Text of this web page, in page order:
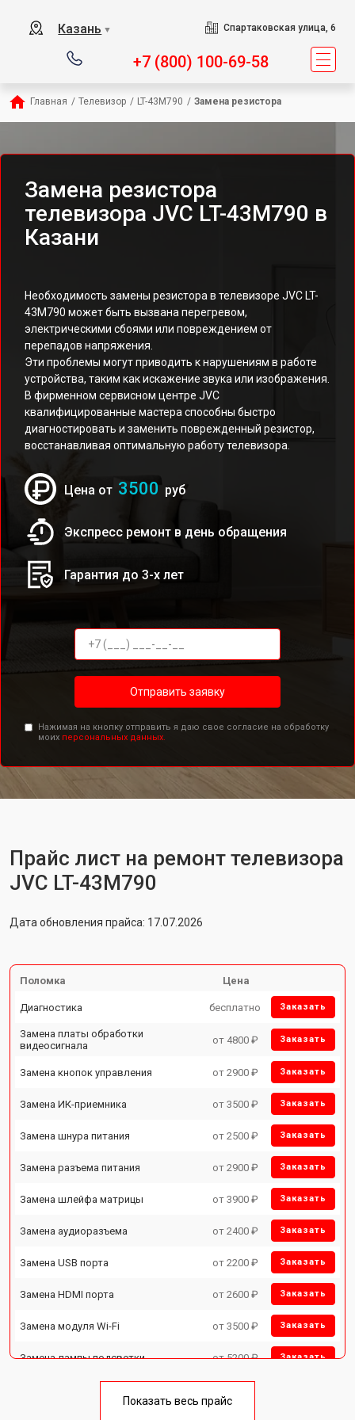
Казань ▼ Спартаковская улица, 6
+7 (800) 100-69-58
Главная / Телевизор / LT-43M790 / Замена резистора
Замена резистора
телевизора JVC LT-43M790 в
Казани
Необходимость замены резистора в телевизоре JVC LT-
43M790 может быть вызвана перегревом,
электрическими сбоями или повреждением от
перепадов напряжения.
Эти проблемы могут приводить к нарушениям в работе
устройства, таким как искажение звука или изображения.
В фирменном сервисном центре JVC
квалифицированные мастера способны быстро
диагностировать и заменить поврежденный резистор,
восстанавливая оптимальную работу телевизора.
Цена от 3500 руб
Экспресс ремонт в день обращения
Гарантия до 3-х лет
Отправить заявку
Нажимая на кнопку отправить я даю свое согласие на обработку
моих персональных данных.
Прайс лист на ремонт телевизора
JVC LT-43M790
Дата обновления прайса: 17.07.2026
Поломка Цена
Диагностика бесплатно Заказать
Замена платы обработки
видеосигнала
от 4800 ₽ Заказать
Замена кнопок управления от 2900 ₽ Заказать
Замена ИК-приемника от 3500 ₽ Заказать
Замена шнура питания от 2500 ₽ Заказать
Замена разъема питания от 2900 ₽ Заказать
Замена шлейфа матрицы от 3900 ₽ Заказать
Замена аудиоразъема от 2400 ₽ Заказать
Замена USB порта от 2200 ₽ Заказать
Замена HDMI порта от 2600 ₽ Заказать
Замена модуля Wi-Fi от 3500 ₽ Заказать
Замена лампы подсветки от 5200 ₽ Заказать
Показать весь прайс